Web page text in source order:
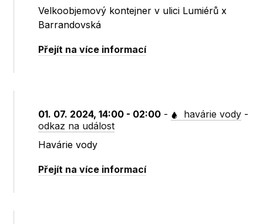
Velkoobjemový kontejner v ulici Lumiérů x
Barrandovská
Přejít na více informací
01. 07. 2024, 14:00 - 02:00 - havárie vody -
odkaz na událost
Havárie vody
Přejít na více informací